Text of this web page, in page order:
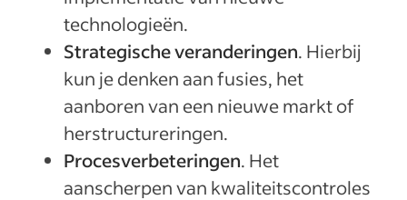
technologieën.
Strategische veranderingen. Hierbij
kun je denken aan fusies, het
aanboren van een nieuwe markt of
herstructureringen.
Procesverbeteringen. Het
aanscherpen van kwaliteitscontroles